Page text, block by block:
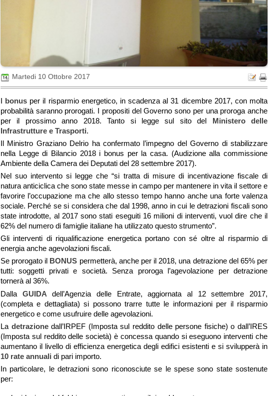
Martedi 10 Ottobre 2017
I bonus per il risparmio energetico, in scadenza al 31 dicembre 2017, con molta
probabilità saranno prorogati. I propositi del Governo sono per una proroga anche
per il prossimo anno 2018. Tanto si legge sul sito del Ministero delle
Infrastrutture e Trasporti.
Il Ministro Graziano Delrio ha confermato l’impegno del Governo di stabilizzare
nella Legge di Bilancio 2018 i bonus per la casa. (Audizione alla commissione
Ambiente della Camera dei Deputati del 28 settembre 2017).
Nel suo intervento si legge che “si tratta di misure di incentivazione fiscale di
natura anticiclica che sono state messe in campo per mantenere in vita il settore e
favorire l’occupazione ma che allo stesso tempo hanno anche una forte valenza
sociale. Perché se si considera che dal 1998, anno in cui le detrazioni fiscali sono
state introdotte, al 2017 sono stati eseguiti 16 milioni di interventi, vuol dire che il
62% del numero di famiglie italiane ha utilizzato questo strumento”.
Gli interventi di riqualificazione energetica portano con sé oltre al risparmio di
energia anche agevolazioni fiscali.
Se prorogato il BONUS permetterà, anche per il 2018, una detrazione del 65% per
tutti: soggetti privati e società. Senza proroga l’agevolazione per detrazione
tornerà al 36%.
Dalla GUIDA dell’Agenzia delle Entrate, aggiornata al 12 settembre 2017,
(completa e dettagliata) si possono trarre tutte le informazioni per il risparmio
energetico e come usufruire delle agevolazioni.
La detrazionedall’IRPEF (Imposta sul reddito delle persone fisiche) o dall’IRES
(Imposta sul reddito delle società) è concessa quando si eseguono interventi che
aumentano il livello di efficienza energetica degli edifici esistenti e si svilupperà in
10 rate annuali di pari importo.
In particolare, le detrazioni sono riconosciute se le spese sono state sostenute
per: